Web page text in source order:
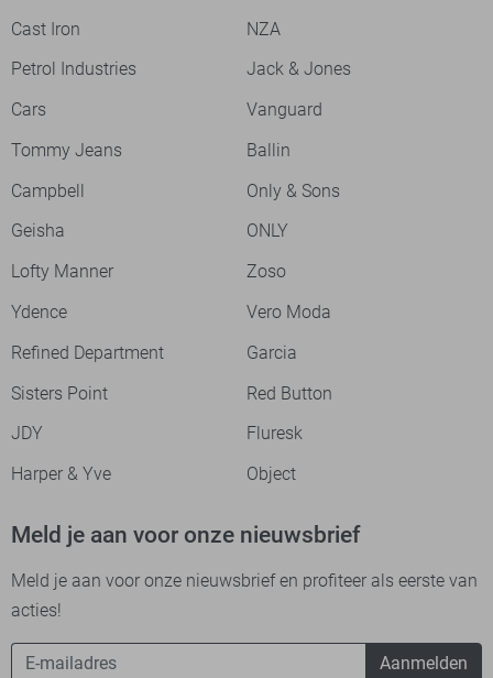
Cast Iron
NZA
Petrol Industries
Jack & Jones
Cars
Vanguard
Tommy Jeans
Ballin
Campbell
Only & Sons
Geisha
ONLY
Lofty Manner
Zoso
Ydence
Vero Moda
Refined Department
Garcia
Sisters Point
Red Button
JDY
Fluresk
Harper & Yve
Object
Meld je aan voor onze nieuwsbrief
Meld je aan voor onze nieuwsbrief en profiteer als eerste van
acties!
Aanmelden